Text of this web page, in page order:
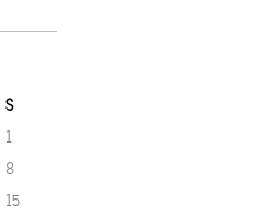
S
1
8
15